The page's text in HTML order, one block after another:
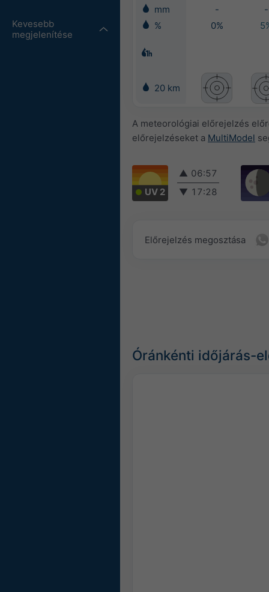
Kevesebb
megjelenítése
mm
- -
%
0%
20 km
A meteorológiai előrejelzés
előrejelzéseket a MultiModel
UV 2
▲ 06:57
▼ 17:28
Előrejelzés megosztása
Óránkénti időjárás-